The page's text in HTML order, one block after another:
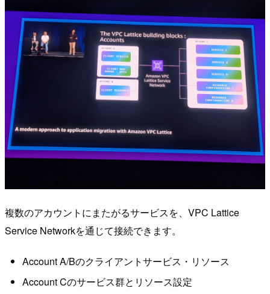
複数のアカウントにまたがるサービスを、VPC Lattice
Service Networkを通じて接続できます。
Account A/Bのクライアントサービス・リソース
Account Cのサービス群とリソース設定